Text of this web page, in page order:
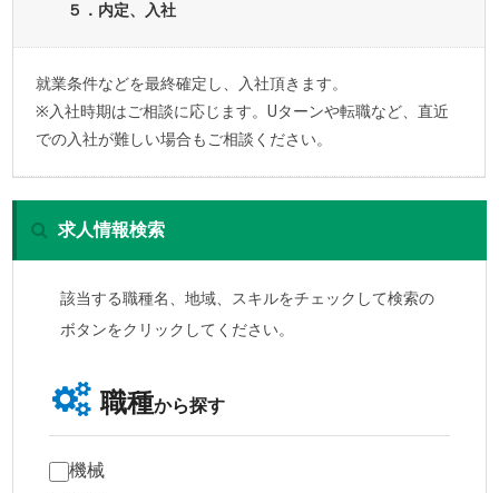
５．内定、入社
就業条件などを最終確定し、入社頂きます。
※入社時期はご相談に応じます。Uターンや転職など、直近
での入社が難しい場合もご相談ください。
求人情報検索
該当する職種名、地域、スキルをチェックして検索の
ボタンをクリックしてください。
職種から探す
機械